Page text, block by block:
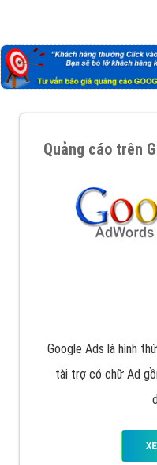
Quảng cáo trên
Google Ads là hình
tài trợ có chữ Ad